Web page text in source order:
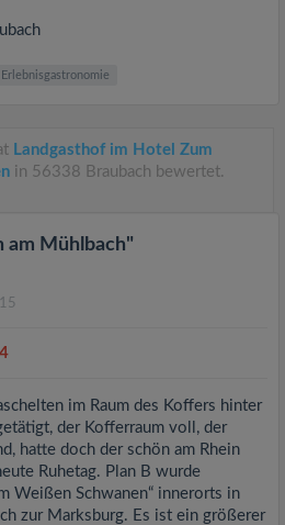
Erlebnisgastronomie
Landgasthof im Hotel Zum
in 56338 Braubach bewertet.
am Mühlbach"
im Raum des Koffers hinter
der Kofferraum voll, der
hatte doch der schön am Rhein
Ruhetag. Plan B wurde
Weißen Schwanen“ innerorts in
zur Marksburg. Es ist ein größerer